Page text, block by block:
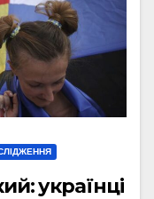
українці